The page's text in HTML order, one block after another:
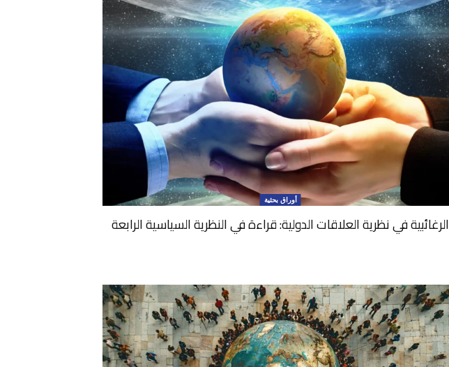
أوراق بحثية
الرغائبية في نظرية العلاقات الدولية: قراءة في النظرية السياسية الرابعة